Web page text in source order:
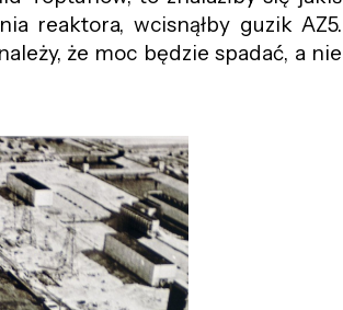
reaktora, wcisnąłby guzik AZ5.
że moc będzie spadać, a nie